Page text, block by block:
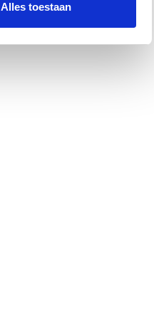
Alles toestaan